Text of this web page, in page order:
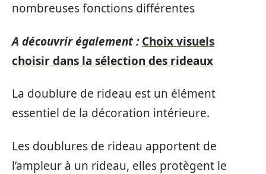
nombreuses fonctions différentes
A découvrir également : Choix visuels
choisir dans la sélection des rideaux
La doublure de rideau est un élément
essentiel de la décoration intérieure.
Les doublures de rideau apportent de
l’ampleur à un rideau, elles protègent le